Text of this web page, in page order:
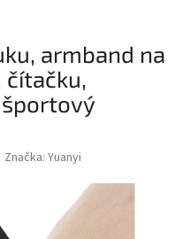
armband na
Značka: Yuanyi